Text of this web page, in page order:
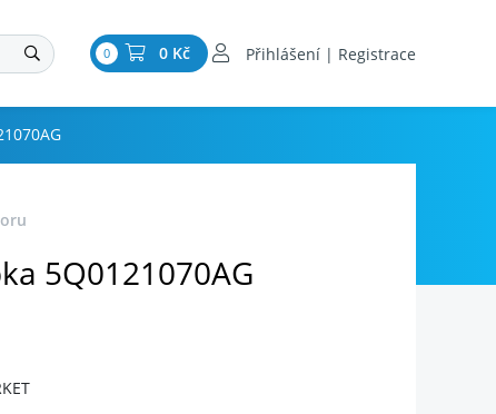
0 0 Kč Přihlášení | Registrace
5Q0121070AG